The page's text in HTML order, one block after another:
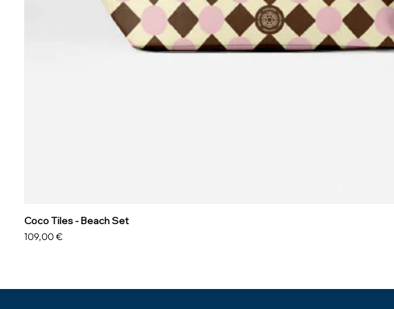
Coco Tiles - Beach Set
Preis
109,00 €